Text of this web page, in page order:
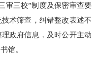
三校”制度及保密审查要
术筛查，纠错整改表述不
政府信息，及时公开主动
馆。